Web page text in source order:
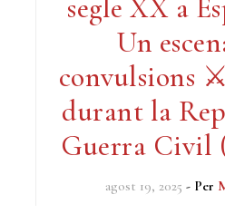
segle XX a
Un
convulsions
durant la
Guerra Civil
agost 19, 2025 - Per